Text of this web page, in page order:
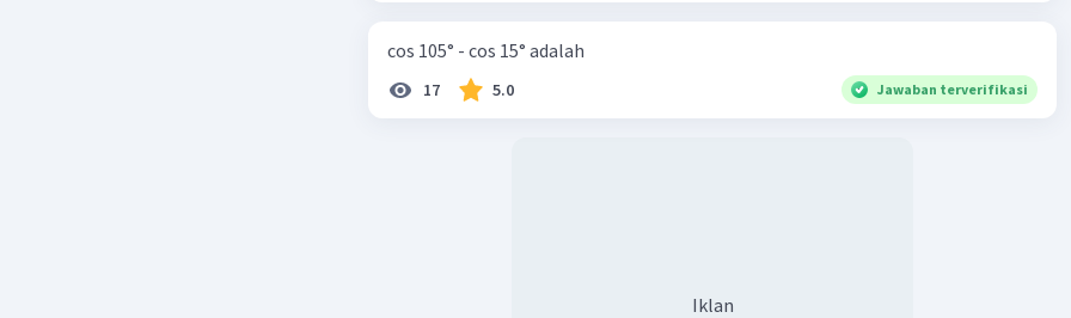
cos 105° - cos 15° adalah
17 5.0 Jawaban terverifikasi
Iklan